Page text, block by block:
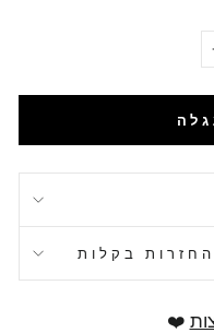
בקלות
❤️